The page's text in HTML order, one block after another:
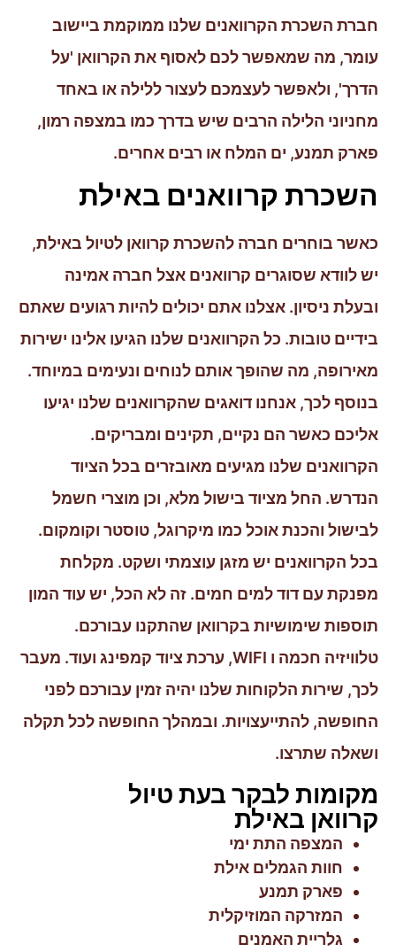
חברת השכרת הקרוואנים שלנו ממוקמת ביישוב
עומר, מה שמאפשר לכם לאסוף את הקרוואן 'על
הדרך', ולאפשר לעצמכם לעצור ללילה או באחד
מחניוני הלילה הרבים שיש בדרך כמו במצפה רמון,
פארק תמנע, ים המלח או רבים אחרים.
השכרת קרוואנים באילת
כאשר בוחרים חברה להשכרת קרוואן לטיול באילת,
יש לוודא שסוגרים קרוואנים אצל חברה אמינה
ובעלת ניסיון. אצלנו אתם יכולים להיות רגועים שאתם
בידיים טובות. כל הקרוואנים שלנו הגיעו אלינו ישירות
מאירופה, מה שהופך אותם לנוחים ונעימים במיוחד.
בנוסף לכך, אנחנו דואגים שהקרוואנים שלנו יגיעו
אליכם כאשר הם נקיים, תקינים ומבריקים.
הקרוואנים שלנו מגיעים מאובזרים בכל הציוד
הנדרש. החל מציוד בישול מלא, וכן מוצרי חשמל
לבישול והכנת אוכל כמו מיקרוגל, טוסטר וקומקום.
בכל הקרוואנים יש מזגן עוצמתי ושקט. מקלחת
מפנקת עם דוד למים חמים. זה לא הכל, יש עוד המון
תוספות שימושיות בקרוואן שהתקנו עבורכם.
טלוויזיה חכמה ו WIFI, ערכת ציוד קמפינג ועוד. מעבר
לכך, שירות הלקוחות שלנו יהיה זמין עבורכם לפני
החופשה, להתייעצויות. ובמהלך החופשה לכל תקלה
ושאלה שתרצו.
מקומות לבקר בעת טיול
קרוואן באילת
המצפה התת ימי
חוות הגמלים אילת
פארק תמנע
המזרקה המוזיקלית
גלריית האמנים